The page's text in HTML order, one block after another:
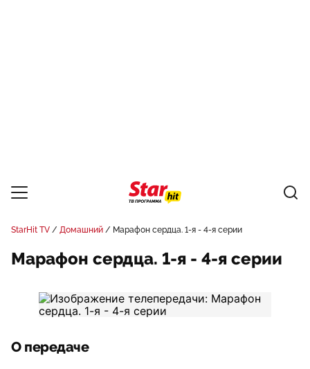
StarHit TV Домашний Марафон сердца. 1-я - 4-я серии
Марафон сердца. 1-я - 4-я серии
О передаче